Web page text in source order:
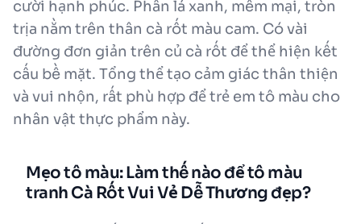
cười hạnh phúc. Phần lá xanh, mềm mại, tròn
trịa nằm trên thân cà rốt màu cam. Có vài
đường đơn giản trên củ cà rốt để thể hiện kết
cấu bề mặt. Tổng thể tạo cảm giác thân thiện
và vui nhộn, rất phù hợp để trẻ em tô màu cho
nhân vật thực phẩm này.
Mẹo tô màu: Làm thế nào để tô màu
tranh Cà Rốt Vui Vẻ Dễ Thương đẹp?